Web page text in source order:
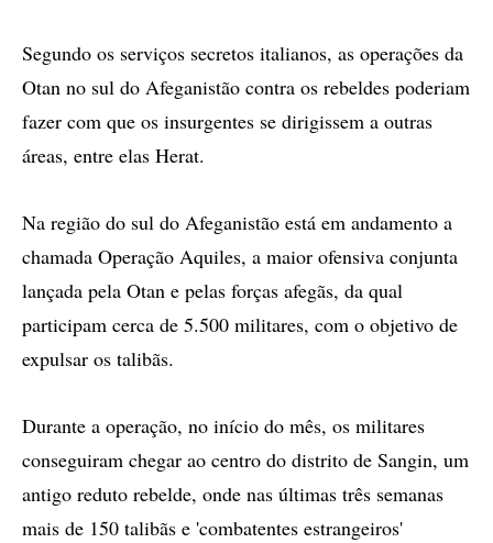
Segundo os serviços secretos italianos, as operações da
Otan no sul do Afeganistão contra os rebeldes poderiam
fazer com que os insurgentes se dirigissem a outras
áreas, entre elas Herat.
Na região do sul do Afeganistão está em andamento a
chamada Operação Aquiles, a maior ofensiva conjunta
lançada pela Otan e pelas forças afegãs, da qual
participam cerca de 5.500 militares, com o objetivo de
expulsar os talibãs.
Durante a operação, no início do mês, os militares
conseguiram chegar ao centro do distrito de Sangin, um
antigo reduto rebelde, onde nas últimas três semanas
mais de 150 talibãs e 'combatentes estrangeiros'